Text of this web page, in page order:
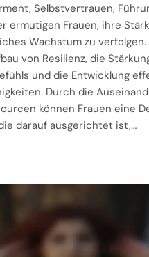
Selbstvertrauen,
ermutigen Frauen, ihre
Wachstum zu verfolgen.
von Resilienz, die
und die Entwicklung
Durch die
können Frauen eine
darauf ausgerichtet ist,…